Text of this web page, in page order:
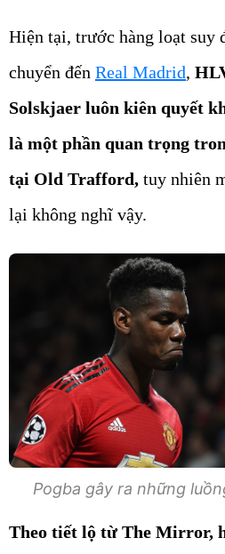
Hiện tại, trước hàng loạt suy
chuyển đến Real Madrid,
Solskjaer luôn kiên quyết
là một phần quan trọng
tại Old Trafford, tuy nhiên
lại không nghĩ vậy.
Pogba gây ra những
Theo tiết lộ từ The Mirror,